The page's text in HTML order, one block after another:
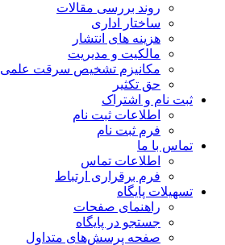
روند بررسی مقالات
ساختار اداری
هزینه های انتشار
مالکیت و مدیریت
ﻣﮑﺎﻧﯿﺰم ﺗﺸﺨﯿﺺ ﺳﺮﻗﺖ ﻋﻠﻤﯽ
حق تکثیر
ثبت نام و اشتراک
اطلاعات ثبت نام
فرم ثبت نام
تماس با ما
اطلاعات تماس
فرم برقراری ارتباط
تسهیلات پایگاه
راهنمای صفحات
جستجو در پایگاه
صفحه پرسش‌های متداول